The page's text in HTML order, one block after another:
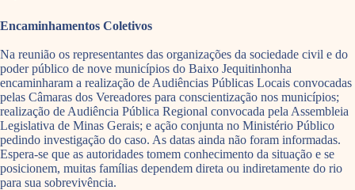
Encaminhamentos Coletivos
Na reunião os representantes das organizações da sociedade civil e do
poder público de nove municípios do Baixo Jequitinhonha
encaminharam a realização de Audiências Públicas Locais convocadas
pelas Câmaras dos Vereadores para conscientização nos municípios;
realização de Audiência Pública Regional convocada pela Assembleia
Legislativa de Minas Gerais; e ação conjunta no Ministério Público
pedindo investigação do caso. As datas ainda não foram informadas.
Espera-se que as autoridades tomem conhecimento da situação e se
posicionem, muitas famílias dependem direta ou indiretamente do rio
para sua sobrevivência.